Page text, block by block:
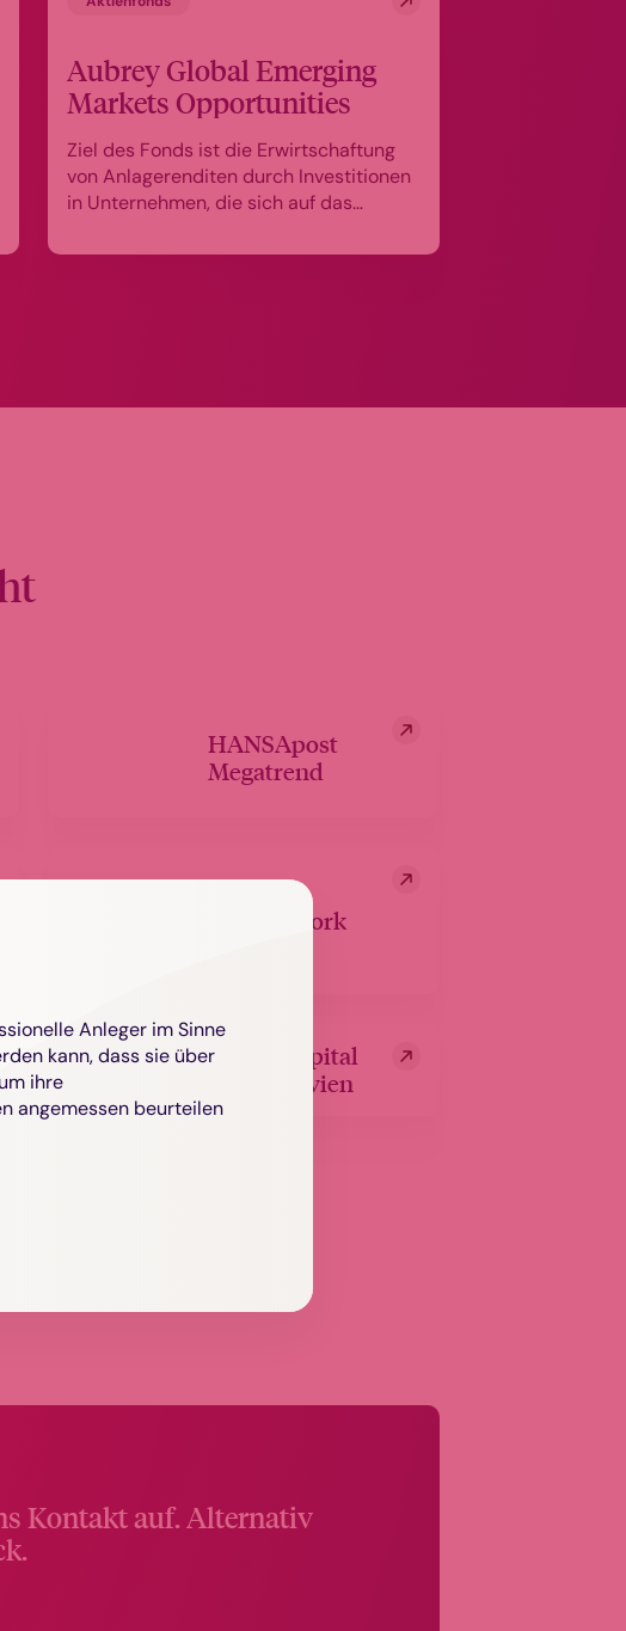
Aubrey Global Emerging
Markets Opportunities
Ziel des Fonds ist die Erwirtschaftung
von Anlagerenditen durch Investitionen
in Unternehmen, die sich auf das
Dienstleistungen in Schwellenländern
HANSApost
Megatrend
Proud@work
FRAM Capital
Skandinavien
Kontakt auf. Alternativ
Anleger im Sinne
kann, dass sie über
ihre
angemessen beurteilen